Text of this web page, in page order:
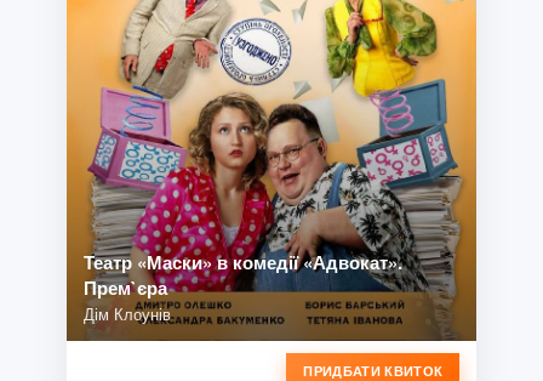
Театр «Маски» в комедії «Адвокат».
Прем`єра
Дім Клоунів
ПРИДБАТИ КВИТОК